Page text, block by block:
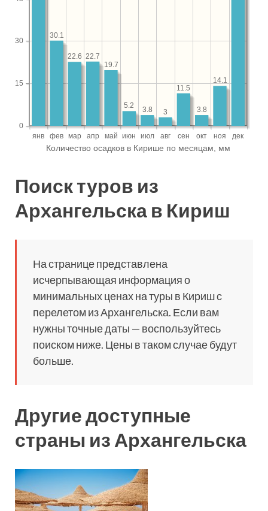
Поиск туров из
Архангельска в Кириш
На странице представлена
исчерпывающая информация о
минимальных ценах на туры в Кириш с
перелетом из Архангельска. Если вам
нужны точные даты — воспользуйтесь
поиском ниже. Цены в таком случае будут
больше.
Другие доступные
страны из Архангельска